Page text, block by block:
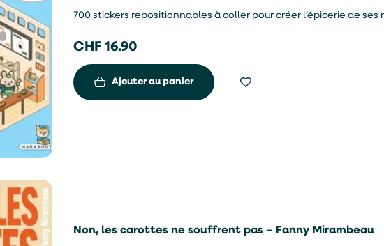
700 stickers repositionnables à coller pour créer l’épicerie de ses
CHF 16.90
Ajouter au panier
Non, les carottes ne souffrent pas – Fanny Mirambeau